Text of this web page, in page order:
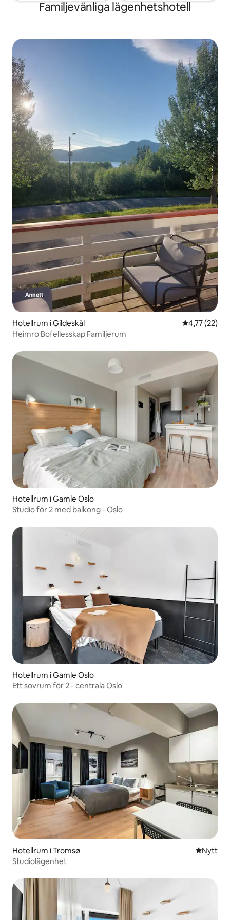
Familjevänliga lägenhetshotell
Hotellrum i Gildeskål 4,77 av 5 i
4,77 (22)
Heimro Bofellesskap Familjerum
Hotellrum i Gamle Oslo
Studio för 2 med balkong - Oslo
Hotellrum i Gamle Oslo
Ett sovrum för 2 - centrala Oslo
Hotellrum i Tromsø NyttNytt
Studiolägenhet